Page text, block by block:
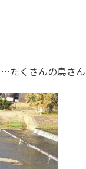
たくさんの鳥さん